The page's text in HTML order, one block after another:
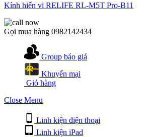
Kính hiển vi RELIFE RL-M5T Pro-B11
Gọi mua hàng 0982142434
Group báo giá
Khuyến mại
Giỏ hàng
Close Menu
Linh kiện điện thoại
Linh kiện iPad